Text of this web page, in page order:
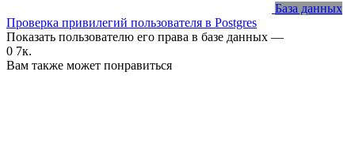
База данных
Проверка привилегий пользователя в Postgres
Показать пользователю его права в базе данных —
0 7к.
Вам также может понравиться